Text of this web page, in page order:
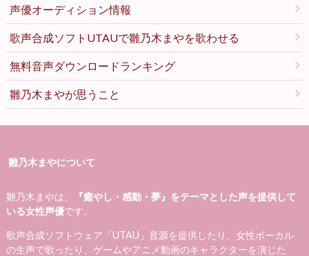
声優オーディション情報
歌声合成ソフトUTAUで雛乃木まやを歌わせる
無料音声ダウンロードランキング
雛乃木まやが思うこと
雛乃木まやについて
雛乃木まやは、
『癒やし・感動・夢』をテーマとした声を提供して
いる女性声優です。
歌声合成ソフトウェア「UTAU」音源を提供したり、女性ボーカル
の生声で歌ったり、ゲームやアニメ動画のキャラクターを演じた